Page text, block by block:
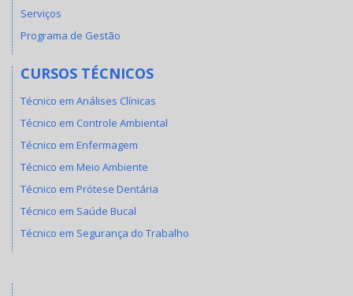
Serviços
Programa de Gestão
CURSOS TÉCNICOS
Técnico em Análises Clínicas
Técnico em Controle Ambiental
Técnico em Enfermagem
Técnico em Meio Ambiente
Técnico em Prótese Dentária
Técnico em Saúde Bucal
Técnico em Segurança do Trabalho